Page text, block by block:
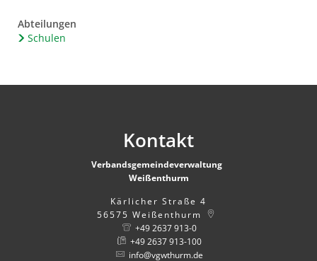
Abteilungen
Schulen
Kontakt
Verbandsgemeindeverwaltung
Weißenthurm
Kärlicher Straße 4
56575 Weißenthurm
+49 2637 913-0
+49 2637 913-100
info@vgwthurm.de